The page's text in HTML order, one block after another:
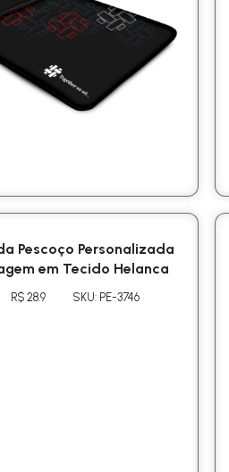
Pescoço Personalizada
em Tecido Helanca
R$ 28.9 SKU: PE-3746